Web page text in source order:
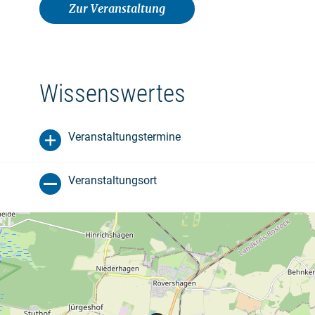
Zur Veranstaltung
Wissenswertes
Veranstaltungstermine
Veranstaltungsort